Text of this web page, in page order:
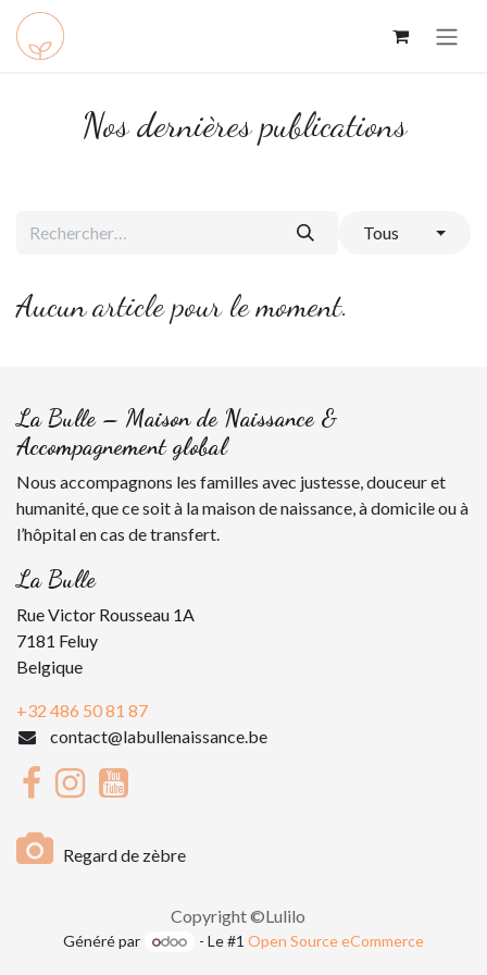
Se rendre au contenu
Nos dernières publications
Tous
Aucun article pour le moment.
La Bulle – Maison de Naissance &
Accompagnement global
Nous accompagnons les familles avec justesse, douceur et
humanité, que ce soit à la maison de naissance, à domicile ou à
l’hôpital en cas de transfert.
La Bulle
Rue Victor Rousseau 1A
7181 Feluy
Belgique
+32 486 50 81 87
contact@labullenaissance.be
Regard de zèbre
Copyright ©Lulilo
Généré par - Le #1Open Source eCommerce